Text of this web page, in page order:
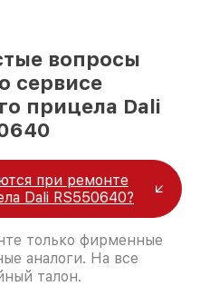
вопросы
сервисе
прицела Dali
при ремонте
Dali RS550640?
только фирменные
аналоги. На все
талон.